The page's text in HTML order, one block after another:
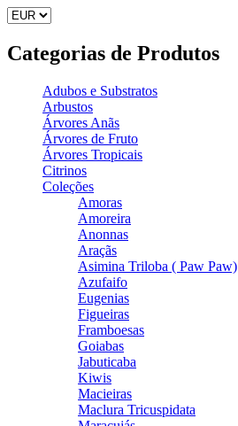
Categorias de Produtos
Adubos e Substratos
Arbustos
Árvores Anãs
Árvores de Fruto
Árvores Tropicais
Citrinos
Coleções
Amoras
Amoreira
Anonnas
Araçãs
Asimina Triloba ( Paw Paw)
Azufaifo
Eugenias
Figueiras
Framboesas
Goiabas
Jabuticaba
Kiwis
Macieiras
Maclura Tricuspidata